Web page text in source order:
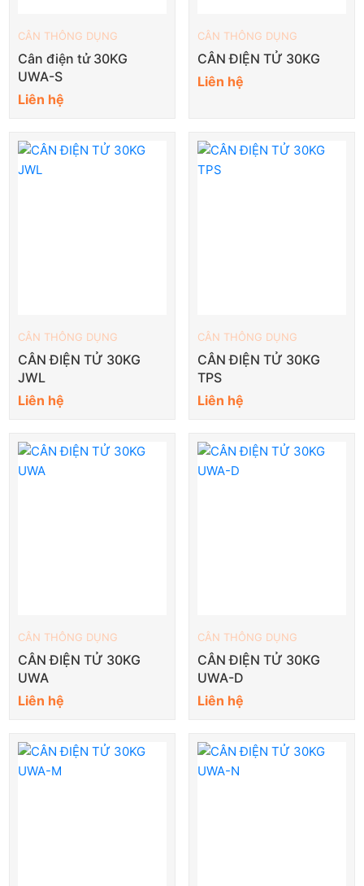
CÂN THÔNG DỤNG
Cân điện tử 30KG
UWA-S
Liên hệ
CÂN THÔNG DỤNG
CÂN ĐIỆN TỬ 30KG
Liên hệ
CÂN THÔNG DỤNG
CÂN ĐIỆN TỬ 30KG
JWL
Liên hệ
CÂN THÔNG DỤNG
CÂN ĐIỆN TỬ 30KG
TPS
Liên hệ
CÂN THÔNG DỤNG
CÂN ĐIỆN TỬ 30KG
UWA
Liên hệ
CÂN THÔNG DỤNG
CÂN ĐIỆN TỬ 30KG
UWA-D
Liên hệ